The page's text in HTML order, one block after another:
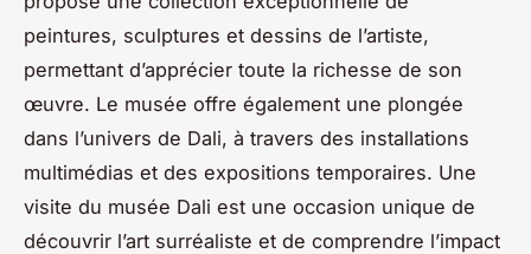
peintures, sculptures et dessins de l’artiste,
permettant d’apprécier toute la richesse de son
œuvre. Le musée offre également une plongée
dans l’univers de Dali, à travers des installations
multimédias et des expositions temporaires. Une
visite du musée Dali est une occasion unique de
découvrir l’art surréaliste et de comprendre l’impact